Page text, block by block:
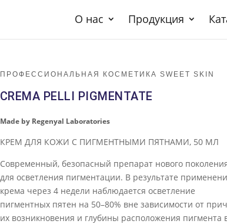
О нас Продукция
ПРОФЕССИОНАЛЬНАЯ КОСМЕТИКА SWEET SKIN
CREMA PELLI PIGMENTATE
Made by Regenyal Laboratories
КРЕМ ДЛЯ КОЖИ С ПИГМЕНТНЫМИ ПЯТНАМИ, 50 МЛ
Современный, безопасный препарат нового
для осветления пигментации. В результате
крема через 4 недели наблюдается осветление
пигментных пятен на 50–80% вне зависимости от
их возникновения и глубины расположения пигмента